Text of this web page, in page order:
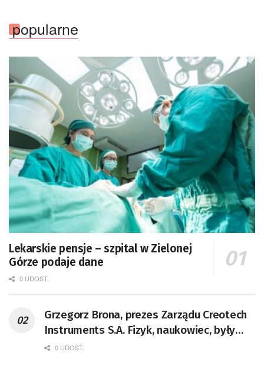
popularne
Lekarskie pensje – szpital w Zielonej
Górze podaje dane
0 UDOST.
Grzegorz Brona, prezes Zarządu Creotech
Instruments S.A. Fizyk, naukowiec, były
pracownik CERN w Genewie,
0 UDOST.